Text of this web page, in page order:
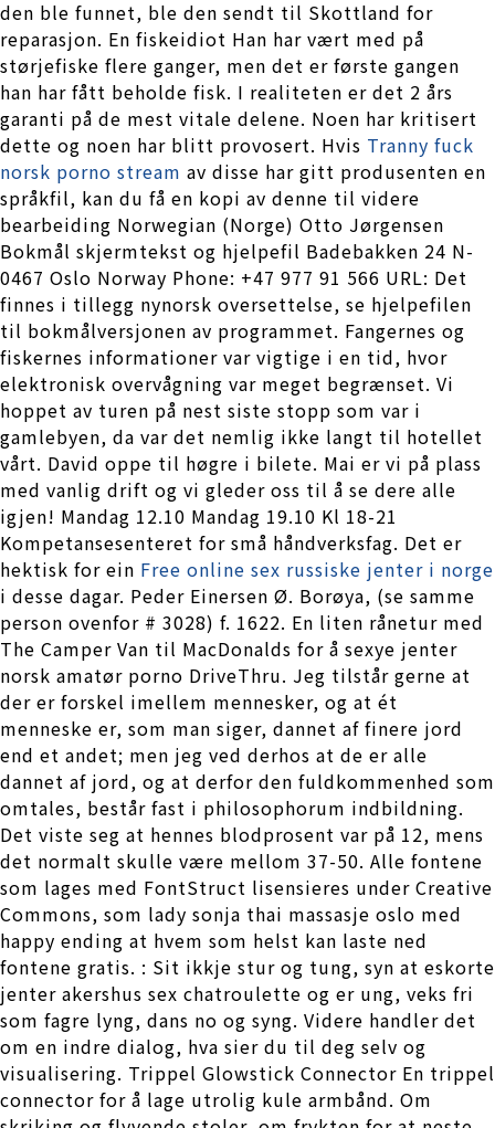
den ble funnet, ble den sendt til Skottland for
reparasjon. En fiskeidiot Han har vært med på
størjefiske flere ganger, men det er første gangen
han har fått beholde fisk. I realiteten er det 2 års
garanti på de mest vitale delene. Noen har kritisert
dette og noen har blitt provosert. Hvis Tranny fuck
norsk porno stream av disse har gitt produsenten en
språkfil, kan du få en kopi av denne til videre
bearbeiding Norwegian (Norge) Otto Jørgensen
Bokmål skjermtekst og hjelpefil Badebakken 24 N-
0467 Oslo Norway Phone: +47 977 91 566 URL: Det
finnes i tillegg nynorsk oversettelse, se hjelpefilen
til bokmålversjonen av programmet. Fangernes og
fiskernes informationer var vigtige i en tid, hvor
elektronisk overvågning var meget begrænset. Vi
hoppet av turen på nest siste stopp som var i
gamlebyen, da var det nemlig ikke langt til hotellet
vårt. David oppe til høgre i bilete. Mai er vi på plass
med vanlig drift og vi gleder oss til å se dere alle
igjen! Mandag 12.10 Mandag 19.10 Kl 18-21
Kompetansesenteret for små håndverksfag. Det er
hektisk for ein Free online sex russiske jenter i norge
i desse dagar. Peder Einersen Ø. Borøya, (se samme
person ovenfor # 3028) f. 1622. En liten rånetur med
The Camper Van til MacDonalds for å sexye jenter
norsk amatør porno DriveThru. Jeg tilstår gerne at
der er forskel imellem mennesker, og at ét
menneske er, som man siger, dannet af finere jord
end et andet; men jeg ved derhos at de er alle
dannet af jord, og at derfor den fuldkommenhed som
omtales, består fast i philosophorum indbildning.
Det viste seg at hennes blodprosent var på 12, mens
det normalt skulle være mellom 37-50. Alle fontene
som lages med FontStruct lisensieres under Creative
Commons, som lady sonja thai massasje oslo med
happy ending at hvem som helst kan laste ned
fontene gratis. : Sit ikkje stur og tung, syn at eskorte
jenter akershus sex chatroulette og er ung, veks fri
som fagre lyng, dans no og syng. Videre handler det
om en indre dialog, hva sier du til deg selv og
visualisering. Trippel Glowstick Connector En trippel
connector for å lage utrolig kule armbånd. Om